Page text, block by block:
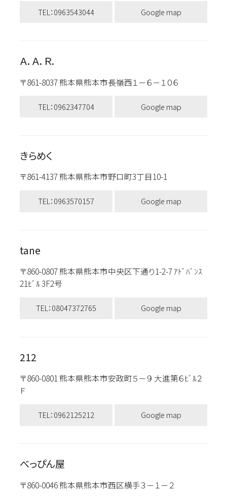
TEL：0963543044 Google map
Ａ．Ａ．Ｒ.
〒861-8037 熊本県熊本市長嶺西１－６－１０６
TEL：0962347704 Google map
きらめく
〒861-4137 熊本県熊本市野口町3丁目10-1
TEL：0963570157 Google map
tane
〒860-0807 熊本県熊本市中央区下通り1-2-7 ｱﾄﾞﾊﾞﾝｽ
21ﾋﾞﾙ 3F2号
TEL：08047372765 Google map
212
〒860-0801 熊本県熊本市安政町５－９ 大進第６ﾋﾞﾙ２
Ｆ
TEL：0962125212 Google map
べっぴん屋
〒860-0046 熊本県熊本市西区横手３－１－２